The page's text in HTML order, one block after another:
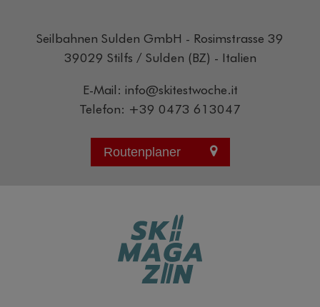
Seilbahnen Sulden GmbH - Rosimstrasse 39
39029 Stilfs / Sulden (BZ) - Italien
E-Mail: info@skitestwoche.it
Telefon: +39 0473 613047
Routenplaner